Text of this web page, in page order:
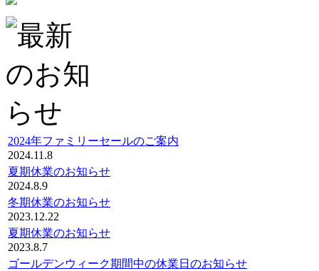
2024年ファミリーセールのご案内
2024.11.8
夏期休業のお知らせ
2024.8.9
冬期休業のお知らせ
2023.12.22
夏期休業のお知らせ
2023.8.7
ゴールデンウィーク期間中の休業日のお知らせ